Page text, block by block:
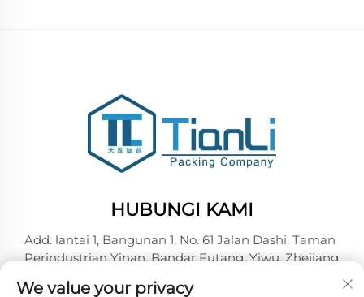
HUBUNGI KAMI
Add: lantai 1, Bangunan 1, No. 61 Jalan Dashi, Taman
Perindustrian Yinan, Bandar Futang, Yiwu, Zhejiang
Tel: +86-18257492146
We value your privacy